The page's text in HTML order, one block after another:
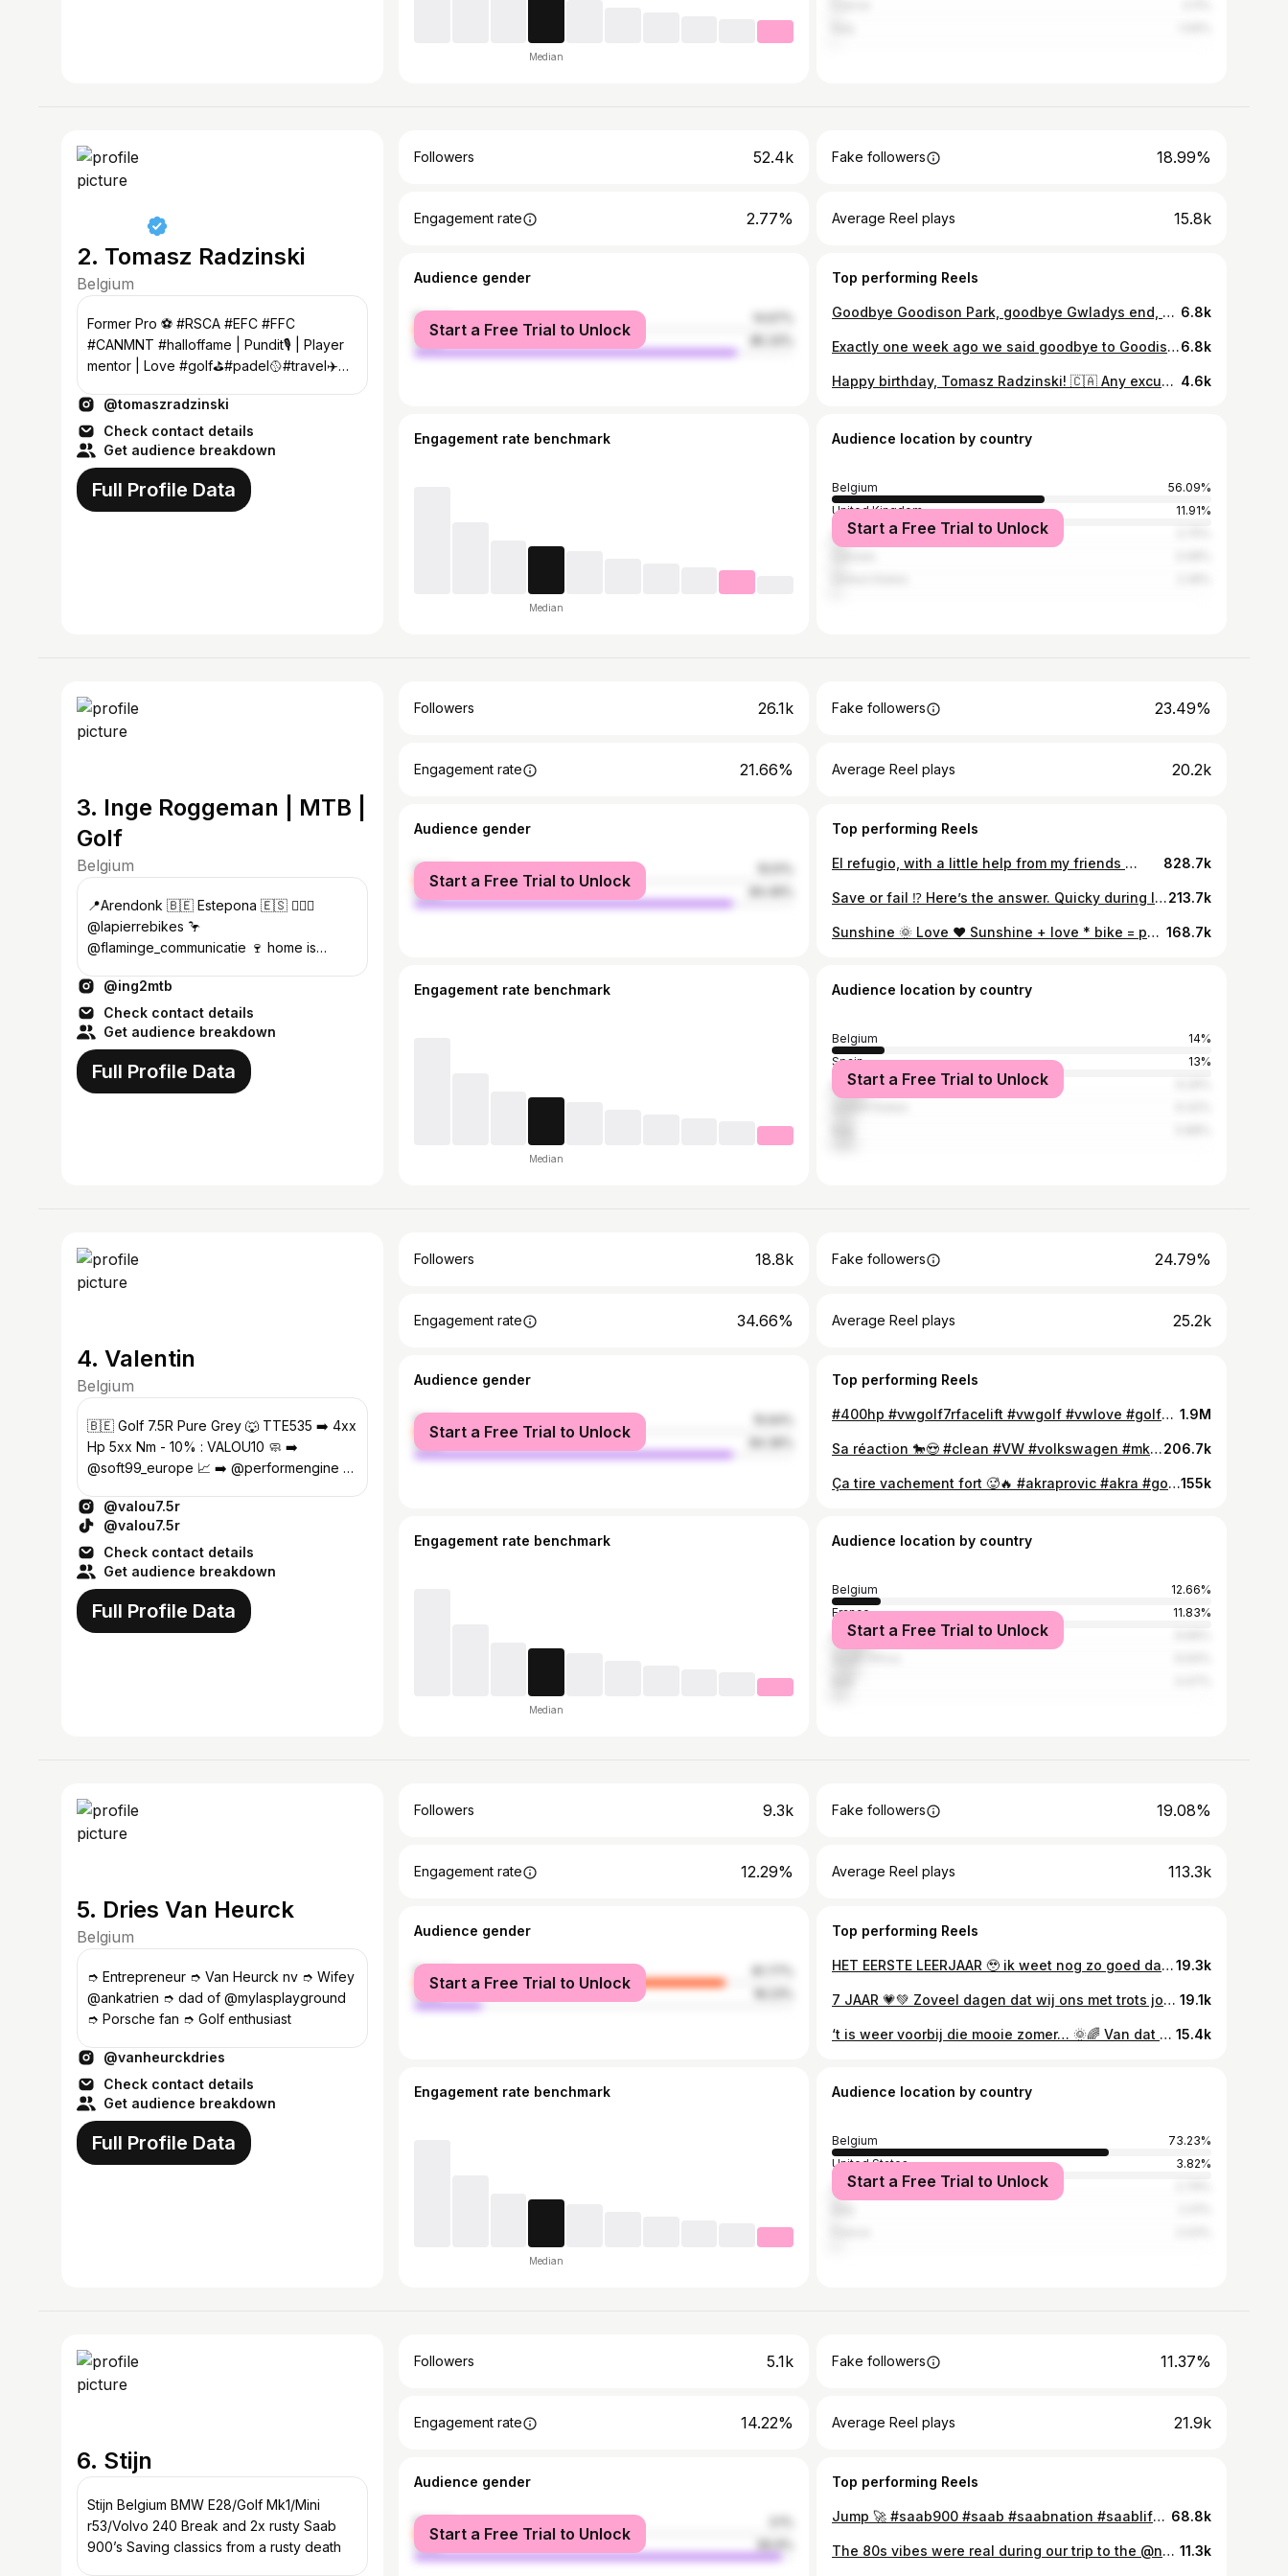
Median
2. Tomasz Radzinski
Belgium
Former Pro ⚽️ #RSCA #EFC #FFC
#CANMNT #halloffame | Pundit🎙️ | Player
mentor | Love #golf⛳️#padel🥎#travel✈️🏖
@tomaszradzinski
Check contact details
Get audience breakdown
Full Profile Data
Followers 52.4k Fake followers 18.99%
Engagement rate 2.77% Average Reel plays 15.8k
Audience gender
female
male
Start a Free Trial to Unlock
Top performing Reels
Goodbye Goodison Park, goodbye Gwladys end, goodbye Everton supporters and thanks for everything #goodisonpark #evertonfc #goodbye #bestsupporters #toffees 6.8k
Exactly one week ago we said goodbye to Goodison Park with an unbelievable amount of Everton legends and fantastic fans' support. Here is a small recap.. #goodisonpark #evertonlegends #toffees #endofanera #evertonfc @tim_cahill @waynerooney @6peterreid @degsymount @michaelball3 @j_mangala8 @seamus.coleman.offical6.8k
Happy birthday, Tomasz Radzinski! 🇨🇦 Any excuse to bring out his brace against Southampton... 💙 4.6k
Engagement rate benchmark
Median
Audience location by country
Belgium
56.09%
United Kingdom
11.91%
Spain
Start a Free Trial to Unlock
3. Inge Roggeman | MTB |
Golf
Belgium
📍Arendonk 🇧🇪 Estepona 🇪🇸 🚴🏼‍♀️
@lapierrebikes 🦩
@flaminge_communicatie 🍷 home is
@ing2mtb
Check contact details
Get audience breakdown
Full Profile Data
Followers 26.1k Fake followers 23.49%
Engagement rate 21.66% Average Reel plays 20.2k
Audience gender
female
male
Start a Free Trial to Unlock
Top performing Reels
El refugio, with a little help from my friends 🙏🏻 Lesson 1: the culo, Roggie, the culo 🍑 #enduro #enduromtb #mtblife #mtblove #casares 828.7k
Save or fail ⁉️ Here’s the answer. Quicky during lunch break in our backyard yesterday. @rockshox Lyrik approved ✅213.7k
Sunshine 🌞 Love ❤️ Sunshine + love * bike = perfect day! #iamspecialized #iamspecialized_mtb #fox #foxwomens #foxhead #womenonbikes #enduro #endurogirl 168.7k
Engagement rate benchmark
Median
Audience location by country
Belgium
14%
Spain
13%
Brazil
Start a Free Trial to Unlock
4. Valentin
Belgium
🇧🇪 Golf 7.5R Pure Grey 🐺 TTE535 ➡️ 4xx
Hp 5xx Nm - 10% : VALOU10 🧼 ➡️
@soft99_europe 📈 ➡️ @performengine 🔧
@valou7.5r
@valou7.5r
Check contact details
Get audience breakdown
Full Profile Data
Followers 18.8k Fake followers 24.79%
Engagement rate 34.66% Average Reel plays 25.2k
Audience gender
female
male
Start a Free Trial to Unlock
Top performing Reels
#400hp #vwgolf7rfacelift #vwgolf #vwlove #golf7r400 #golflife #vwlife #golf7r #mk7r #car #cars #vagcars #photography #carporn #cat 1.9M
Sa réaction 🐎😍 #clean #VW #volkswagen #mk7 #golfr#gti #golf7 #mk7owners #mk7r #vagmk7 #vagcars #horse #horsepower206.7k
Ça tire vachement fort 🥵🔥 #akraprovic #akra #golfr #mk75r #dasauto #mk7r #mk8r #gti #popsandbangs #popsandbangs💥💥💥155k
Engagement rate benchmark
Median
Audience location by country
Belgium
12.66%
France
11.83%
Brazil
Start a Free Trial to Unlock
5. Dries Van Heurck
Belgium
➮ Entrepreneur ➮ Van Heurck nv ➮ Wifey
@ankatrien ➮ dad of @mylasplayground
➮ Porsche fan ➮ Golf enthusiast
@vanheurckdries
Check contact details
Get audience breakdown
Full Profile Data
Followers 9.3k Fake followers 19.08%
Engagement rate 12.29% Average Reel plays 113.3k
Audience gender
female
male
Start a Free Trial to Unlock
Top performing Reels
HET EERSTE LEERJAAR 🥹 ik weet nog zo goed dat ik mijn pasgeboren baby’tje in m’n armen had en tegen Dries zei: “stel je voor dat dit kleintje naar het eerste leerjaar gaat”. Dat was zo’n ver-van-m’n-bed-show. Dan knip je met je vingers en daar staat ze dan 🫶🏻🥰 onze grote madam, trots en helemaal klaar voor het eerste leerjaar! Dat ga je zo goed doen ❤️ en zoals elk jaar is er een swipe terug in de tijd 😄 dit keer wel in een ander jasje 🏡😬 #terugnaarshool #eersteleerjaar19.3k
7 JAAR 💗💚 Zoveel dagen dat wij ons met trots jouw mama en papa mogen noemen 🥰 Zeven jaar waarin jij elke dag het zonnetje in huis bent, een glimlach op ons gezicht tovert en ons meeneemt in jouw kleurrijke fantasiewereld en wat is het daar fijn, liefste Myla 🌈🫶🏻 Jouw hartje is zo groot, jouw lach zo aanstekelijk, je woorden raken en je knuffeltjes helen 💗 Je groeit, ontdekt, leert en laat ons elke dag opnieuw versteld staan! Je bent onze grootste spiegel, onze mooiste les, ons meest kostbare geschenk 💚💗💚 Dankjewel dat wij jouw ouders mogen zijn. Wat zijn we trots op jou, lieve poppemie 🥰 GELUKKIGE VERJAARDAG! 🎂🎈 19.1k
‘t is weer voorbij die mooie zomer… 🌞🌈 Van dat kleine meisje met haar veel te grote rugzakje op de eerste dag van de kleuterklas… tot nu, een tweede leerjaar waar ze al vol zelfvertrouwen naar haar vriendinnetjes en klas loopt 🥹 Elk jaar een beetje groter & wijzer! Dat zie je ook zo mooi aan deze foto’s 🥰 Als ik kijk naar de video van haar eerste schooldag ooit en dan nu 😱 Maar tegelijk blijft Myltje altijd ons kleine meisje 💕 Een hele fijne eerste schooldag aan iedereen die vandaag terug naar school gaat! 🫶🏻🩷🌈 #1september 15.4k
Engagement rate benchmark
Median
Audience location by country
Belgium
73.23%
United States
3.82%
Spain
Start a Free Trial to Unlock
6. Stijn
Stijn Belgium BMW E28/Golf Mk1/Mini
r53/Volvo 240 Break and 2x rusty Saab
900’s Saving classics from a rusty death
Followers 5.1k Fake followers 11.37%
Engagement rate 14.22% Average Reel plays 21.9k
Audience gender
female
male
Start a Free Trial to Unlock
Top performing Reels
Jump 🚀 #saab900 #saab #saabnation #saablife #saabplanet #saablovers #savetheclassics #oldtimercars 68.8k
The 80s vibes were real during our trip to the @nuerburgring. With @byloosjeff @lars.verstraeten @jasper_raes @tibowielockx @mathiasborrenbergs @hanshuybrecht @drdltd05 @bernardarno @nicolasdavidguy #golfmk1 #jettamk1 #volvo240 #volkswagen #volvo #bmwe34 #golfmk2 #savetheclassics #nurburgring #volvo740 11.3k